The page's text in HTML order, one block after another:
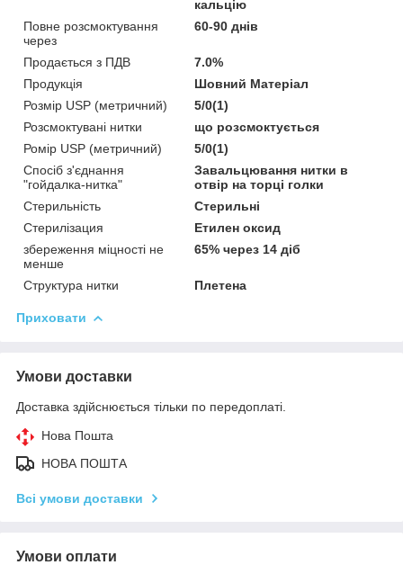
кальцію
Повне розсмоктування
через
60-90 днів
Продається з ПДВ
7.0%
Продукція
Шовний Матеріал
Розмір USP (метричний)
5/0(1)
Розсмоктувані нитки
що розсмоктується
Ромір USP (метричний)
5/0(1)
Спосіб з'єднання
"гойдалка-нитка"
Завальцювання нитки в
отвір на торці голки
Стерильність
Стерильні
Стерилізация
Етилен оксид
збереження міцності не
менше
65% через 14 діб
Структура нитки Плетена
Приховати
Умови доставки
Доставка здійснюється тільки по передоплаті.
Нова Пошта
НОВА ПОШТА
Всі умови доставки
Умови оплати